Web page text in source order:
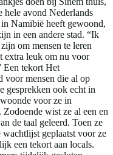
hele avond Nederlands
Namibië heeft gewoond,
in een andere stad. “Ik
om mensen te leren
extra leuk om nu voor
Een tekort Het
voor mensen die al op
gesprekken ook echt in
voor ze in
wist ze al een en
de taal geleerd. Toen ze
wachtlijst geplaatst voor ze
een tekort aan locals.